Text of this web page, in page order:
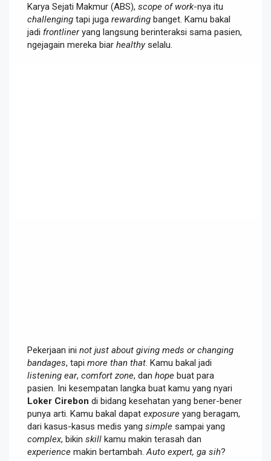
Karya Sejati Makmur (ABS), scope of work-nya itu
challenging tapi juga rewarding banget. Kamu bakal
jadi frontlineryang langsung berinteraksi sama pasien,
ngejagain mereka biar healthyselalu.
Pekerjaan ini not just about giving meds or changing
bandages, tapi more than that . Kamu bakal jadi
listening ear, comfort zone, dan hope buat para
pasien. Ini kesempatan langka buat kamu yang nyari
Loker Cirebon di bidang kesehatan yang bener-bener
punya arti. Kamu bakal dapat exposure yang beragam,
dari kasus-kasus medis yang simple sampai yang
complex, bikin skill kamu makin terasah dan
experience makin bertambah. Auto expert, ga sih?